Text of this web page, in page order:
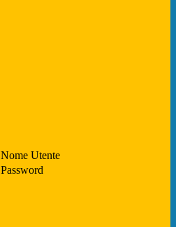
Nome Utente
Password